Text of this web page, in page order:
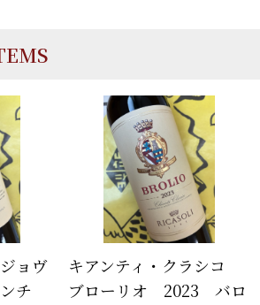
ョヴ
チ
キアンティ・クラシコ
ブローリオ 2023 バロ